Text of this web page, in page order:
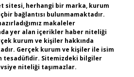
sitesi, herhangi bir marka, kurum
bağlantısı bulunmamaktadır.
makaleler
yer alan içerikler haber niteliği
kurum ve kişiler hakkında
Gerçek kurum ve kişiler ile isim
tesadüfidir. Sitemizdeki bilgiler
niteliği taşımazlar.